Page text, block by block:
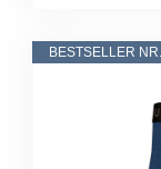
BESTSELLER